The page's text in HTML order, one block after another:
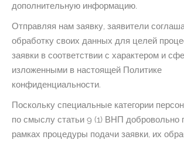
дополнительную информацию.
Отправляя нам заявку, заявители
обработку своих данных для целей
заявки в соответствии с характером и
изложенными в настоящей Политике
конфиденциальности.
Поскольку специальные категории
по смыслу статьи 9 (1) ВНП добровольно
рамках процедуры подачи заявки, их